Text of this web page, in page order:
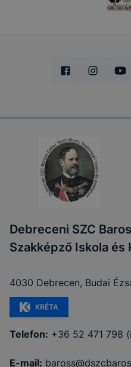
Debreceni SZC
Szakképző Iskola és
4030 Debrecen, Budai
KRÉTA
Telefon: +36 52 471 798
E-mail: